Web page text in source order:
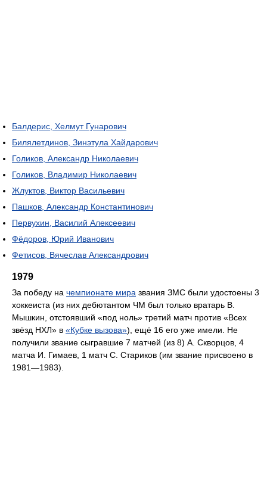
Балдерис, Хелмут Гунарович
Билялетдинов, Зинэтула Хайдарович
Голиков, Александр Николаевич
Голиков, Владимир Николаевич
Жлуктов, Виктор Васильевич
Пашков, Александр Константинович
Первухин, Василий Алексеевич
Фёдоров, Юрий Иванович
Фетисов, Вячеслав Александрович
1979
За победу на чемпионате мира звания ЗМС были удостоены 3
хоккеиста (из них дебютантом ЧМ был только вратарь В.
Мышкин, отстоявший «под ноль» третий матч против «Всех
звёзд НХЛ» в «Кубке вызова»), ещё 16 его уже имели. Не
получили звание сыгравшие 7 матчей (из 8) А. Скворцов, 4
матча И. Гимаев, 1 матч С. Стариков (им звание присвоено в
1981—1983).